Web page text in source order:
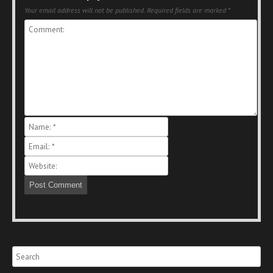
Your email address will not be published. Required fields are marked *
Search